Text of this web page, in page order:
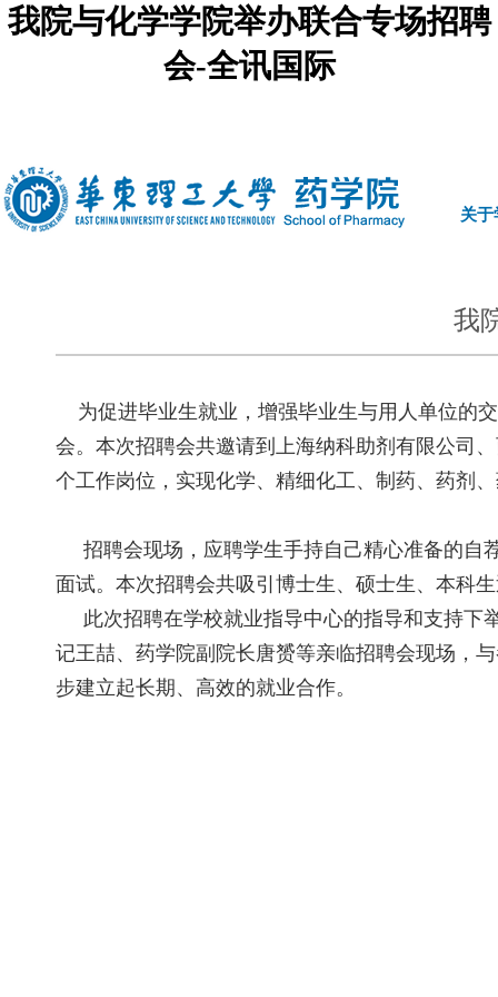
我院与化学学院举办联合专场招聘
会-全讯国际
关于
我
为促进毕业生就业，增强毕业生与用人单位的
会。本次招聘会共邀请到上海纳科助剂有限公司
个工作岗位，实现化学、精细化工、制药、药剂
招聘会现场，应聘学生手持自己精心准备的自
面试。本次招聘会共吸引博士生、硕士生、本科
此次招聘在学校就业指导中心的指导和支持下
记王喆、药学院副院长唐赟等亲临招聘会现场，
步建立起长期、高效的就业合作。